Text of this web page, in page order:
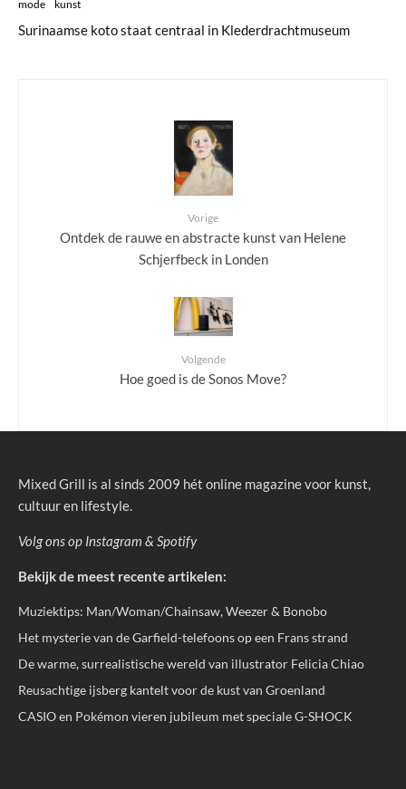
mode kunst
Surinaamse koto staat centraal in Klederdrachtmuseum
Vorige
Ontdek de rauwe en abstracte kunst van Helene
Schjerfbeck in Londen
Volgende
Hoe goed is de Sonos Move?
Mixed Grill is al sinds 2009 hét online magazine voor kunst,
cultuur en lifestyle.
Volg ons op Instagram & Spotify
Bekijk de meest recente artikelen:
Muziektips: Man/Woman/Chainsaw, Weezer & Bonobo
Het mysterie van de Garfield-telefoons op een Frans strand
De warme, surrealistische wereld van illustrator Felicia Chiao
Reusachtige ijsberg kantelt voor de kust van Groenland
CASIO en Pokémon vieren jubileum met speciale G-SHOCK